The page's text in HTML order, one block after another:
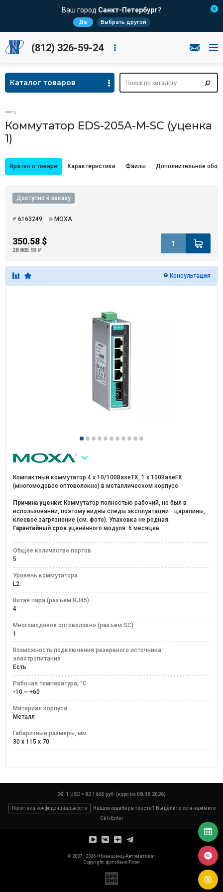
Ваш город Санкт-Петербург?
Да Выбрать другой
(812) 326-59-24
Каталог товаров
Коммутатор EDS-205A-M-SC (уценка
1)
Кратко о товаре Характеристики Файлы Дополнительное
Доступно к заказу
6163249 MOXA
350.58 $
28 805.93 ₽
Консультация
Компактный коммутатор 4 x 10/100BaseTX, 1 x 100BaseFX
(многомодовое оптоволокно) в металлическом корпусе
Причина уценки: Коммутатор полностью рабочий, но был в
использовании, поэтому видны следы эксплуатации - царапины,
клеевое загрязнение (см. фото). Упаковка не родная.
Гарантийный срок уценённого модуля: 6 месяцев
Общее количество портов
5
Уровень коммутатора
L2
Витая пара (разъем RJ45)
4
Многомодовое оптоволокно (разъем SC)
1
Возможность подключения резервного источника
электропитания
Есть
Рабочая температура, °C
-10 ~ +60
Материал корпуса
Металл
Габаритные размеры, мм
30 x 115 x 70
1 USD = 82.1665 руб. (курс на 08.08.2026)
Политика конфиденциальности
Нашли ошибку в тексте? Выделите ее и нажмите
Ctrl+Enter
© 2007—2026 «Ниеншанц-Автоматика»
Copyright: фотобанк Лори